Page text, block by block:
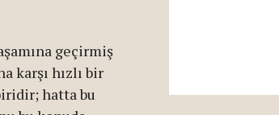
geçirmiş
karşı hızlı bir
hatta bu